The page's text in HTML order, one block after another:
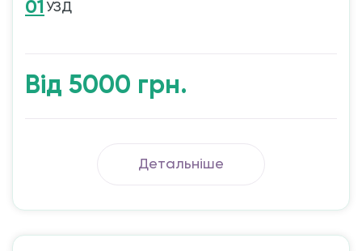
01 УЗД
Від 5000 грн.
Детальніше